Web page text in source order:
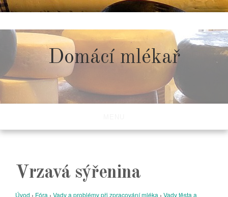
to
content
Domácí mlékař
Vrzavá sýřenina
Úvod › Fóra › Vady a problémy při zpracování mléka › Vady těsta a